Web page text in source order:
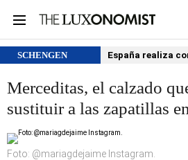
SCHENGEN España realiza
Merceditas, el calzado
sustituir a las zapatillas
Foto: @mariagdejaime Instagram.